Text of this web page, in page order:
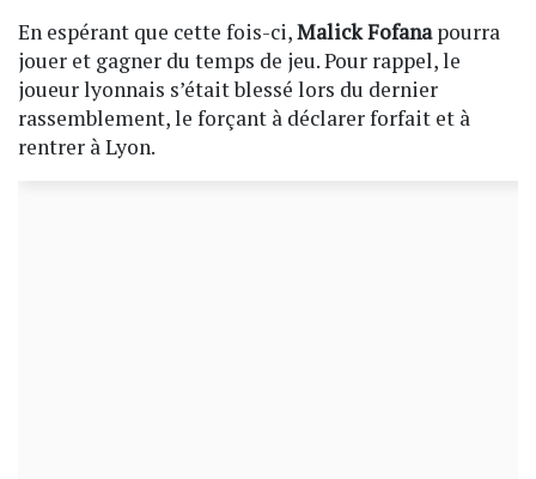
En espérant que cette fois-ci,Malick Fofanapourra
jouer et gagner du temps de jeu. Pour rappel, le
joueur lyonnais s’était blessé lors du dernier
rassemblement, le forçant à déclarer forfait et à
rentrer à Lyon.